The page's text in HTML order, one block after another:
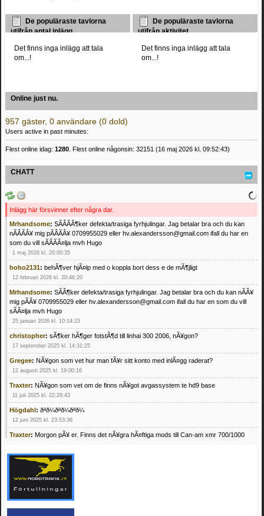
De populäraste tavlorna
utifrån antal inlägg
Det finns inga inlägg att tala
om...!
De populäraste tavlorna
utifrån aktivitet
Det finns inga inlägg att tala
om...!
Online just nu.
957 gäster, 0 användare (0 dold)
Users active in past minutes:
Flest online idag: 1280 . Flest online någonsin: 32151 (16 maj 2026 kl. 09:52:43)
CHATT
Inlägg här försvinner efter några dar.
Mrhandsome: SÃÂÃÂ¶ker defekta/trasiga fyrhjulingar. Jag betalar bra och du kan
nÃÂÃÂ¥ mig pÃÂÃÂ¥ 0709955029 eller hv.alexandersson@gmail.com ifall du har en
som du vill sÃÂÃÂ¤lja mvh Hugo
1 maj 2026 kl. 20:00:35
hoho2131: behÃ¶ver hjÃ¤lp med o koppla bort dess e de mÃ¶jligt
12 februari 2026 kl. 20:46:20
Mrhandsome: SÃÂ¶ker defekta/trasiga fyrhjulingar. Jag betalar bra och du kan nÃÂ¥
mig pÃÂ¥ 0709955029 eller hv.alexandersson@gmail.com ifall du har en som du vill
sÃÂ¤lja mvh Hugo
25 januari 2026 kl. 10:14:23
christopher: sÃ¶ker hÃ¶ger fotstÃ¶d till linhai 300 2006, nÃ¥gon?
17 september 2025 kl. 14:31:25
Gregee: NÃ¥gon som vet hur man fÃ¥r sitt konto med inlÃ¤gg raderat?
12 augusti 2025 kl. 19:00:16
Traxter: NÃ¥gon som vet om de finns nÃ¥got avgassystem te hd9 base
11 juli 2025 kl. 22:28:43
Högdahl : ðªð¼ðªð¼ðªð¼
12 juni 2025 kl. 23:53:36
Traxter: Morgon pÃ¥ er. Finns det nÃ¥gra hÃ¤ftiga mods till Can-am xmr 700/1000
Mrhandsome:SÃ¶ker defekta/trasiga fyrhjulingar. Jag betalar bra och du kan nÃ¥ mig
pÃ¥ 0709955029 eller hv.alexandersson@gmail.com ifall du har en som du vill sÃ¤lja
mvh Hugo
21 februari 2025 kl. 09:25:52